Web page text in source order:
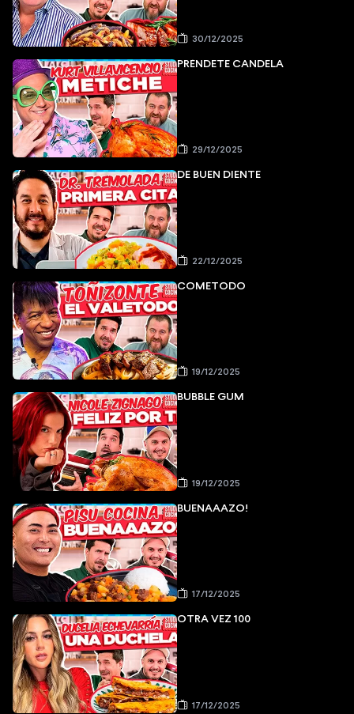
30/12/2025
PRÉNDETE CANDELA
29/12/2025
DE BUEN DIENTE
22/12/2025
COMETODO
19/12/2025
BUBBLE GUM
19/12/2025
BUENAAAZO!
17/12/2025
OTRA VEZ 100
17/12/2025